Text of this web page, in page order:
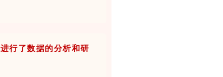
行了数据的分析和研